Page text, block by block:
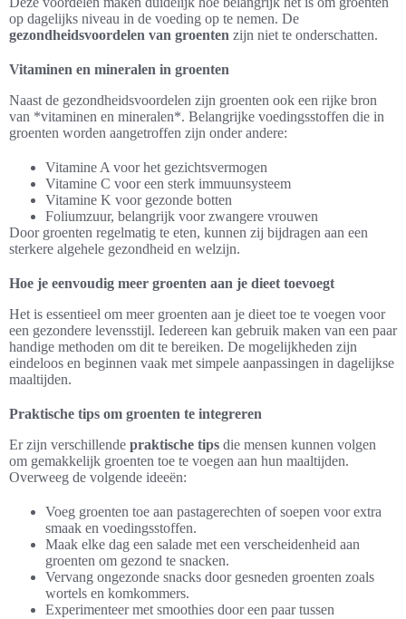
op dagelijks niveau in de voeding op te nemen. De
gezondheidsvoordelen van groenten zijn niet te onderschatten.
Vitaminen en mineralen in groenten
Naast de gezondheidsvoordelen zijn groenten ook een rijke bron
van *vitaminen en mineralen*. Belangrijke voedingsstoffen die in
groenten worden aangetroffen zijn onder andere:
Vitamine A voor het gezichtsvermogen
Vitamine C voor een sterk immuunsysteem
Vitamine K voor gezonde botten
Foliumzuur, belangrijk voor zwangere vrouwen
Door groenten regelmatig te eten, kunnen zij bijdragen aan een
sterkere algehele gezondheid en welzijn.
Hoe je eenvoudig meer groenten aan je dieet toevoegt
Het is essentieel om meer groenten aan je dieet toe te voegen voor
een gezondere levensstijl. Iedereen kan gebruik maken van een paar
handige methoden om dit te bereiken. De mogelijkheden zijn
eindeloos en beginnen vaak met simpele aanpassingen in dagelijkse
maaltijden.
Praktische tips om groenten te integreren
Er zijn verschillende praktische tips die mensen kunnen volgen
om gemakkelijk groenten toe te voegen aan hun maaltijden.
Overweeg de volgende ideeën:
Voeg groenten toe aan pastagerechten of soepen voor extra
smaak en voedingsstoffen.
Maak elke dag een salade met een verscheidenheid aan
groenten om gezond te snacken.
Vervang ongezonde snacks door gesneden groenten zoals
wortels en komkommers.
Experimenteer met smoothies door een paar tussen